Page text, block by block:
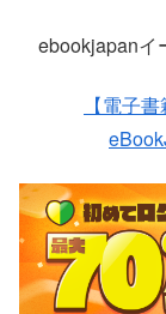
ebookjapanイ
【電子